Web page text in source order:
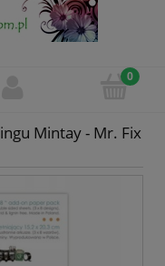
Mintay - Mr. Fix